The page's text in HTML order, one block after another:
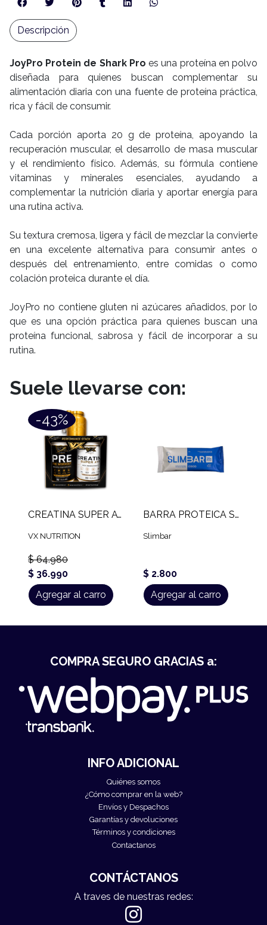
JoyPro Protein de Shark Pro es una proteína en polvo
diseñada para quienes buscan complementar su
alimentación diaria con una fuente de proteína práctica,
rica y fácil de consumir.
Cada porción aporta 20 g de proteína, apoyando la
recuperación muscular, el desarrollo de masa muscular
y el rendimiento físico. Además, su fórmula contiene
vitaminas y minerales esenciales, ayudando a
complementar la nutrición diaria y aportar energía para
una rutina activa.
Su textura cremosa, ligera y fácil de mezclar la convierte
en una excelente alternativa para consumir antes o
después del entrenamiento, entre comidas o como
colación proteica durante el día.
JoyPro no contiene gluten ni azúcares añadidos, por lo
que es una opción práctica para quienes buscan una
proteína funcional, sabrosa y fácil de incorporar a su
rutina.
Descripción
Suele llevarse con:
-43%
CREATINA SUPER ATP VX (300 G) + PRE WORKOUT VX (300 GR) + PORTA PROTEINA VX
VX NUTRITION
$ 64.980
$ 36.990
Agregar al carro
BARRA PROTEICA SLIMBAR (60 GR)
Slimbar
$ 2.800
Agregar al carro
INFO ADICIONAL
Quiénes somos
¿Cómo comprar en la web?
Envíos y Despachos
Garantías y devoluciones
Términos y condiciones
Contactanos
COMPRA SEGURO GRACIAS a:
CONTÁCTANOS
A traves de nuestras redes: